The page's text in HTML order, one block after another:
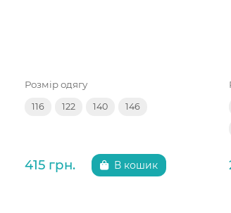
Розмір одягу
116 122 140 146
415 грн. В кошик